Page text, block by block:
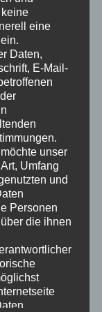
folgenden
Über-
Verweilzeit
ohne
eine
Daten,
E-Mail-
unser
Umfang
und
Personen
die ihnen